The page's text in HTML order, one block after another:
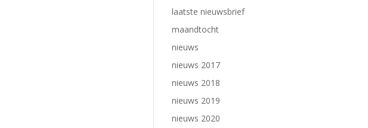
laatste nieuwsbrief
maandtocht
nieuws
nieuws 2017
nieuws 2018
nieuws 2019
nieuws 2020